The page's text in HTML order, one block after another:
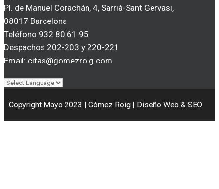
Pl. de Manuel Corachán, 4, Sarrià-Sant Gervasi,
08017 Barcelona
Teléfono 932 80 61 95
Despachos 202-203 y 220-221
Email: citas@gomezroig.com
Copyright Mayo 2023 | Gómez Roig | Diseño Web & SEO